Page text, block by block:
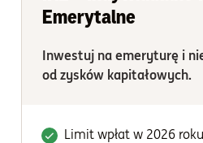
Emerytalne
Inwestuj na emeryturę i
od zysków kapitałowych.
Limit wpłat w 2026